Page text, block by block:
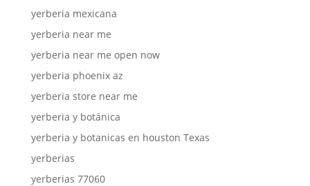
yerberia mexicana
yerberia near me
yerberia near me open now
yerberia phoenix az
yerberia store near me
yerberia y botánica
yerberia y botanicas en houston Texas
yerberias
yerberias 77060